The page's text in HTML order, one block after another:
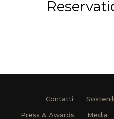
Contatti
Press & Awards
Media